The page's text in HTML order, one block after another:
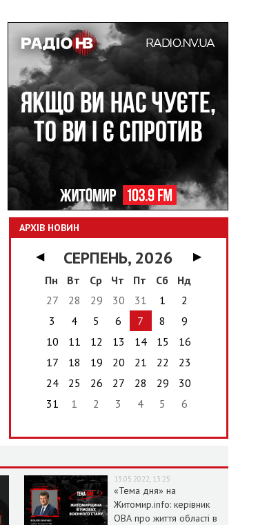
АРХІВ НОВИН
◀ СЕРПЕНЬ, 2026
▶
Пн
Вт Ср Чт Пт Сб
Нд
27
28 29 30 31 1
2
3
4 5 6 7 8
9
10
11 12 13 14 15
16
17
18 19 20 21 22
23
24
25 26 27 28 29
30
31
1 2 3 4 5 6
13.05.2022, 13:25
«Тема дня» на
Житомир.info: керівник
ОВА про життя області в